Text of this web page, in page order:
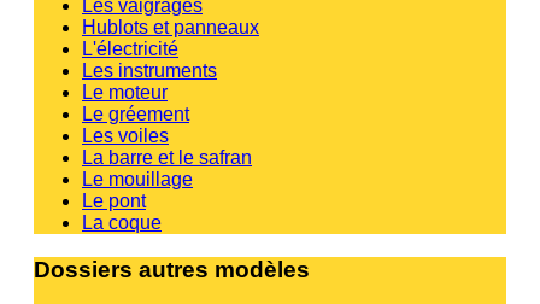
Les vaigrages
Hublots et panneaux
L'électricité
Les instruments
Le moteur
Le gréement
Les voiles
La barre et le safran
Le mouillage
Le pont
La coque
Dossiers autres modèles